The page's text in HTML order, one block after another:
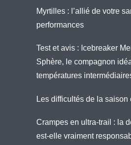
Myrtilles : l’allié de votre
performances
Test et avis : Icebreaker
Sphère, le compagnon
températures
Les difficultés de la saison
Crampes en ultra-trail : la
est-elle vraiment